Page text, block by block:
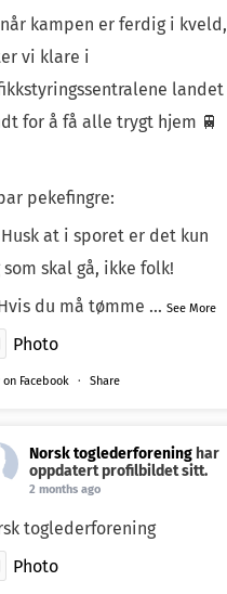
når kampen er ferdig i kveld,
vi klare i
landet
for å få alle trygt hjem 🚆
pekefingre:
Husk at i sporet er det kun
som skal gå, ikke folk!
du må tømme ... See More
Photo
on Facebook · Share
Norsk toglederforening har
oppdatert profilbildet sitt.
2 months ago
toglederforening
Photo